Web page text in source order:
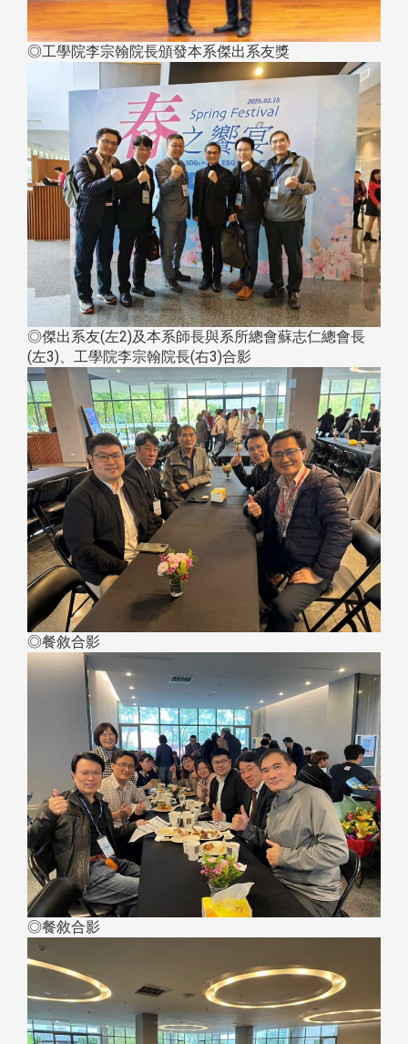
◎工學院李宗翰院長頒發本系傑出系友獎
◎傑出系友(左2)及本系師長與系所總會蘇志仁總會長
(左3)、工學院李宗翰院長(右3)合影
◎餐敘合影
◎餐敘合影